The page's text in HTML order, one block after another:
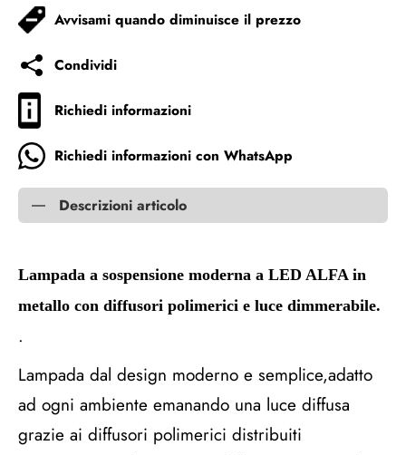
Avvisami quando diminuisce il prezzo
Condividi
Richiedi informazioni
Richiedi informazioni con WhatsApp
Descrizioni articolo
Lampada a sospensione moderna a LED ALFA in
metallo con diffusori polimerici e luce dimmerabile.
.
Lampada dal design moderno e semplice,adatto
ad ogni ambiente emanando una luce diffusa
grazie ai diffusori polimerici distribuiti